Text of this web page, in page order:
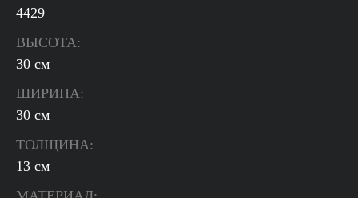
4429
ВЫСОТА:
30 см
ШИРИНА:
30 см
ТОЛЩИНА:
13 см